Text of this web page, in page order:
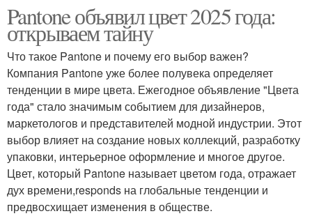
Pantone объявил цвет 2025 года:
открываем тайну
Что такое Pantone и почему его выбор важен?
Компания Pantone уже более полувека определяет
тенденции в мире цвета. Ежегодное объявление "Цвета
года" стало значимым событием для дизайнеров,
маркетологов и представителей модной индустрии. Этот
выбор влияет на создание новых коллекций, разработку
упаковки, интерьерное оформление и многое другое.
Цвет, который Pantone называет цветом года, отражает
дух времени,responds на глобальные тенденции и
предвосхищает изменения в обществе.